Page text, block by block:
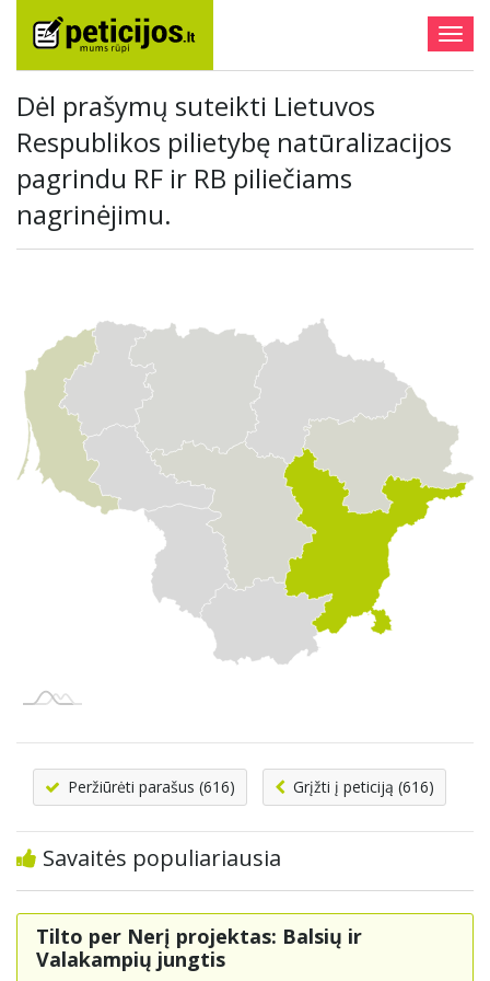
Dėl prašymų suteikti Lietuvos
Respublikos pilietybę natūralizacijos
pagrindu RF ir RB piliečiams
nagrinėjimu.
Peržiūrėti parašus (616) Grįžti į peticiją (616)
Savaitės populiariausia
Tilto per Nerį projektas: Balsių ir
Valakampių jungtis